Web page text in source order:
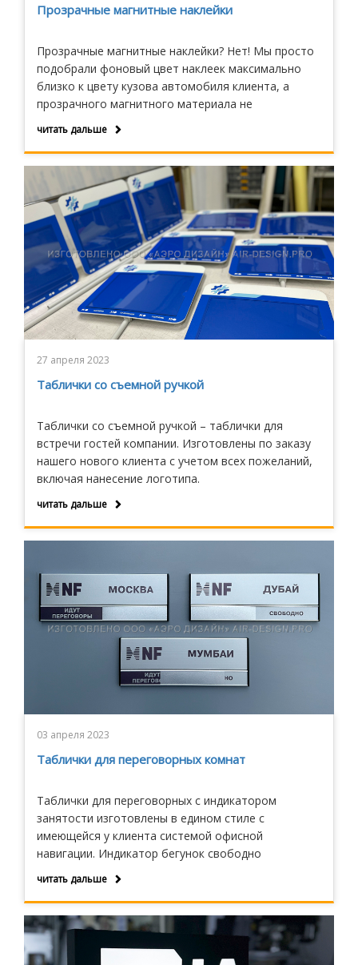
Прозрачные магнитные наклейки
Прозрачные магнитные наклейки? Нет! Мы просто
подобрали фоновый цвет наклеек максимально
близко к цвету кузова автомобиля клиента, а
прозрачного магнитного материала не
читать дальше
27 апреля 2023
Таблички со съемной ручкой
Таблички со съемной ручкой – таблички для
встречи гостей компании. Изготовлены по заказу
нашего нового клиента с учетом всех пожеланий,
включая нанесение логотипа.
читать дальше
03 апреля 2023
Таблички для переговорных комнат
Таблички для переговорных с индикатором
занятости изготовлены в едином стиле с
имеющейся у клиента системой офисной
навигации. Индикатор бегунок свободно
ставится рукой в нужное положение.
читать дальше